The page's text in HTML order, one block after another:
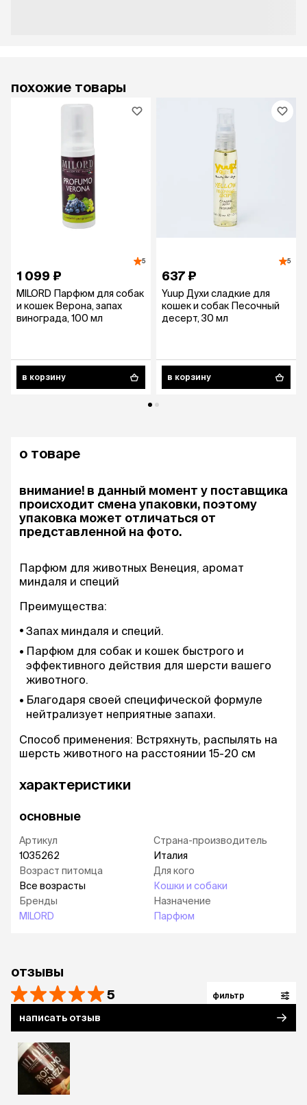
похожие товары
5
1 099 ₽
MILORD Парфюм для собак
и кошек Верона, запах
винограда, 100 мл
в корзину
5
637 ₽
Yuup Духи сладкие для
кошек и собак Песочный
десерт, 30 мл
в корзину
о товаре
внимание! в данный момент у поставщика
происходит смена упаковки, поэтому
упаковка может отличаться от
представленной на фото.
Парфюм для животных Венеция, аромат
миндаля и специй
Преимущества:
Запах миндаля и специй.
Парфюм для собак и кошек быстрого и
эффективного действия для шерсти вашего
животного.
Благодаря своей специфической формуле
нейтрализует неприятные запахи.
Способ применения: Встряхнуть, распылять на
шерсть животного на расстоянии 15-20 см
характеристики
основные
Артикул
1035262
Возраст питомца
Все возрасты
Бренды
MILORD
Страна-производитель
Италия
Для кого
Кошки и собаки
Назначение
Парфюм
отзывы
5 фильтр
написать отзыв